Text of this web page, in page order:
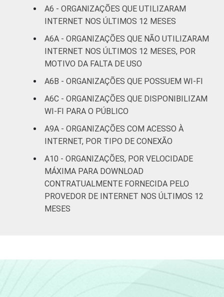
e defesa de
direitos
21
Religião 39 38
Saúde e
assistência
45 33
Habitação e
meio ambiente
Fonte: CGI.br/NIC.br, Centro Regional de
Estudos para o Desenvolvimento da
Sociedade da Informação (Cetic.br),
Pesquisa sobre o uso das tecnologias de
A6 - ORGANIZAÇÕES QUE UTILIZARAM
INTERNET NOS ÚLTIMOS 12 MESES
A6A - ORGANIZAÇÕES QUE NÃO UTILIZARAM
INTERNET NOS ÚLTIMOS 12 MESES, POR
MOTIVO DA FALTA DE USO
A6B - ORGANIZAÇÕES QUE POSSUEM WI-FI
A6C - ORGANIZAÇÕES QUE DISPONIBILIZAM
WI-FI PARA O PÚBLICO
A9A - ORGANIZAÇÕES COM ACESSO À
INTERNET, POR TIPO DE CONEXÃO
A10 - ORGANIZAÇÕES, POR VELOCIDADE
MÁXIMA PARA DOWNLOAD
CONTRATUALMENTE FORNECIDA PELO
PROVEDOR DE INTERNET NOS ÚLTIMOS 12
MESES